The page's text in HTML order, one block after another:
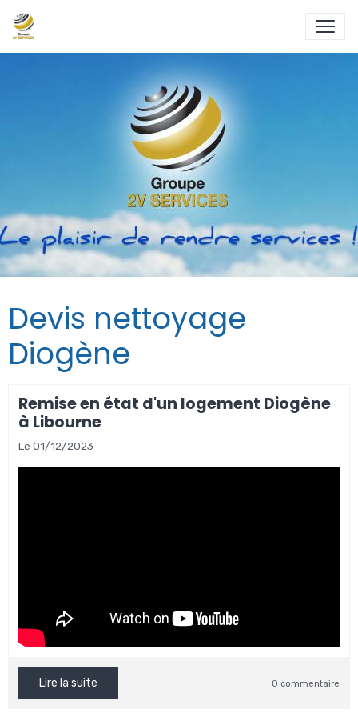
Devis nettoyage
Diogène
Remise en état d'un logement Diogène
à Libourne
Le 01/12/2023
Lire la suite 0 commentaire